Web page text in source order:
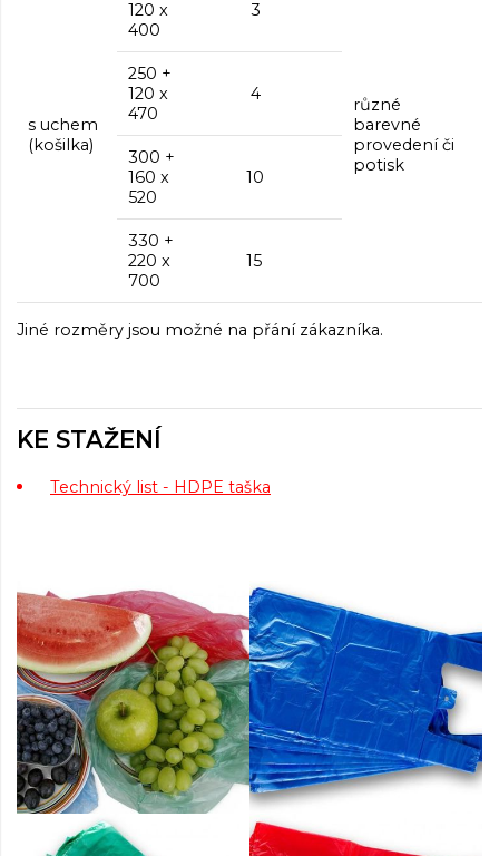
s uchem
(košilka)
120 x
400
3
různé
barevné
provedení či
potisk
250 +
120 x
470
4
300 +
160 x
520
10
330 +
220 x
700
15
Jiné rozměry jsou možné na přání zákazníka.
KE STAŽENÍ
Technický list - HDPE taška